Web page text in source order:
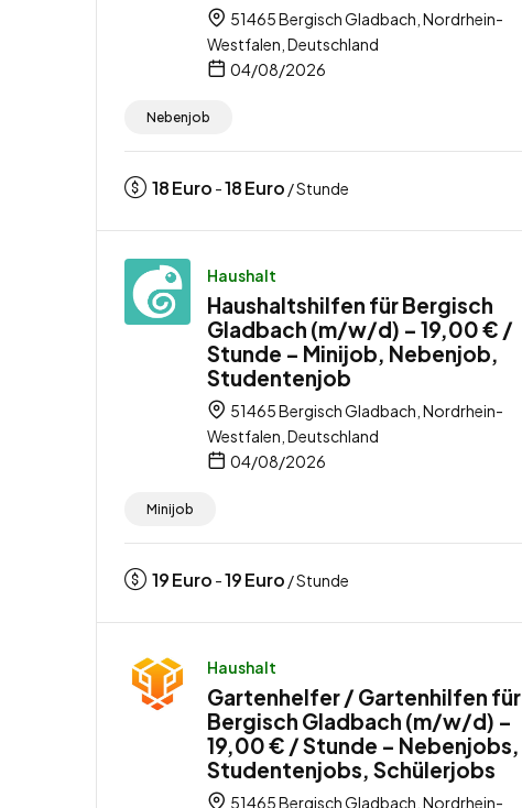
51465 Bergisch Gladbach, Nordrhein-
Westfalen, Deutschland
04/08/2026
Nebenjob
18Euro -18Euro / Stunde
Haushalt
Haushaltshilfen für Bergisch
Gladbach (m/w/d) – 19,00 € /
Stunde – Minijob, Nebenjob,
Studentenjob
51465 Bergisch Gladbach, Nordrhein-
Westfalen, Deutschland
04/08/2026
Minijob
19Euro -19Euro / Stunde
Haushalt
Gartenhelfer / Gartenhilfen für
Bergisch Gladbach (m/w/d) –
19,00 € / Stunde – Nebenjobs,
Studentenjobs, Schülerjobs
51465 Bergisch Gladbach, Nordrhein-